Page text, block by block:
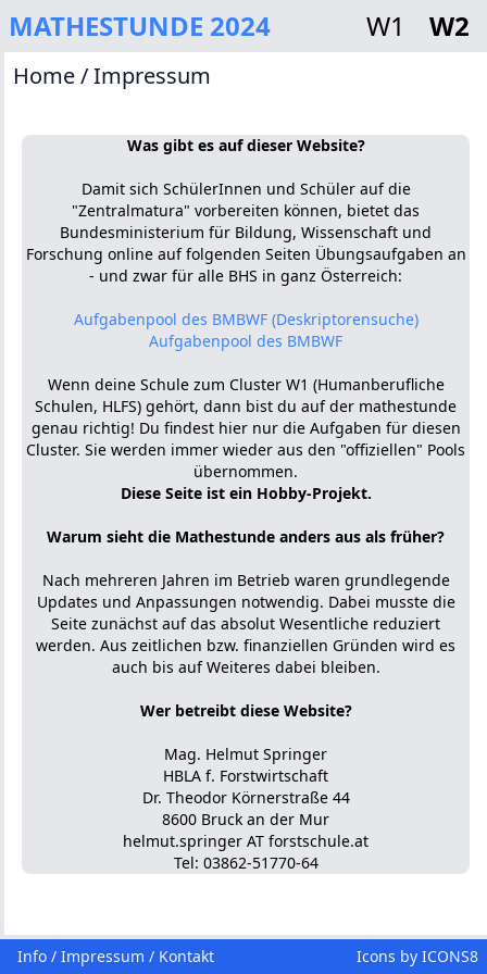
MATHESTUNDE 2024 W1 W2
Home/ Impressum
Was gibt es auf dieser Website?
Damit sich SchülerInnen und Schüler auf die
"Zentralmatura" vorbereiten können, bietet das
Bundesministerium für Bildung, Wissenschaft und
Forschung online auf folgenden Seiten Übungsaufgaben an
- und zwar für alle BHS in ganz Österreich:
Aufgabenpool des BMBWF (Deskriptorensuche)
Aufgabenpool des BMBWF
Wenn deine Schule zum Cluster W1 (Humanberufliche
Schulen, HLFS) gehört, dann bist du auf der mathestunde
genau richtig! Du findest hier nur die Aufgaben für diesen
Cluster. Sie werden immer wieder aus den "offiziellen" Pools
übernommen.
Diese Seite ist ein Hobby-Projekt.
Warum sieht die Mathestunde anders aus als früher?
Nach mehreren Jahren im Betrieb waren grundlegende
Updates und Anpassungen notwendig. Dabei musste die
Seite zunächst auf das absolut Wesentliche reduziert
werden. Aus zeitlichen bzw. finanziellen Gründen wird es
auch bis auf Weiteres dabei bleiben.
Wer betreibt diese Website?
Mag. Helmut Springer
HBLA f. Forstwirtschaft
Dr. Theodor Körnerstraße 44
8600 Bruck an der Mur
helmut.springer AT forstschule.at
Tel: 03862-51770-64
Info / Impressum / Kontakt Icons by ICONS8